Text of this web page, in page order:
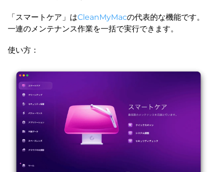
「スマートケア」はCleanMyMacの代表的な機能です。
一連のメンテナンス作業を一括で実行できます。
使い方：